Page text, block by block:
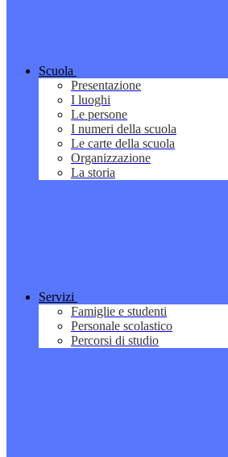
Scuola
Presentazione
I luoghi
Le persone
I numeri della scuola
Le carte della scuola
Organizzazione
La storia
Servizi
Famiglie e studenti
Personale scolastico
Percorsi di studio